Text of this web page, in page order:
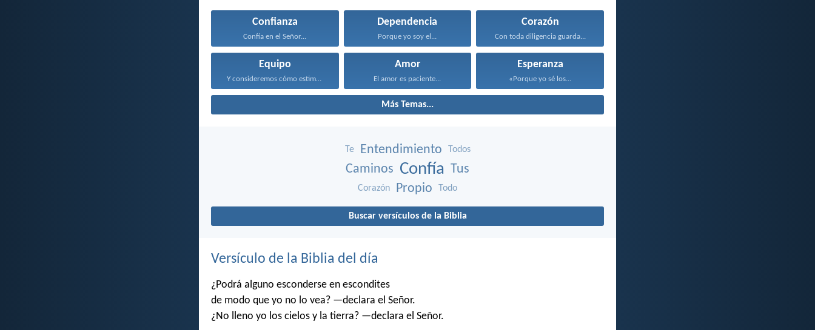
Confianza
Confía en el Señor...
Dependencia
Porque yo soy el...
Corazón
Con toda diligencia guarda...
Equipo
Y consideremos cómo estimularnos...
Amor
El amor es paciente...
Esperanza
«Porque yo sé los...
Más Temas...
Te Entendimiento Todos
Caminos Confía Tus
Corazón Propio Todo
Buscar versículos de la Biblia
Versículo de la Biblia del día
¿Podrá alguno esconderse en escondites
de modo que yo no lo vea? —declara el Señor.
¿No lleno yo los cielos y la tierra? —declara el Señor.